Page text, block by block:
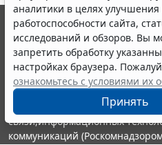
аналитики в целях
работоспособности сайта,
исследований и обзоров. Вы
запретить обработку
настройках браузера.
ознакомьтесь с условиями их
Принять
© ООО "НПП "ГАРАНТ-СЕРВИС",
выпускается с 1990 года.
являются участниками
информации ГАРАНТ.
Портал ГАРАНТ.РУ
издания Федеральной
связи,информационных
коммуникаций